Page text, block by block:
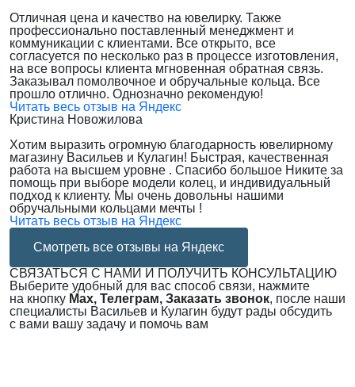
Отличная цена и качество на ювелирку. Также
профессионально поставленный менеджмент и
коммуникации с клиентами. Все открыто, все
согласуется по несколько раз в процессе изготовления,
на все вопросы клиента мгновенная обратная связь.
Заказывал помолвочное и обручальные кольца. Все
прошло отлично. Однозначно рекомендую!
Читать весь отзыв на Яндекс
Кристина Новожилова
Хотим выразить огромную благодарность ювелирному
магазину Васильев и Кулагин! Быстрая, качественная
работа на высшем уровне . Спасибо большое Никите за
помощь при выборе модели колец, и индивидуальный
подход к клиенту. Мы очень довольны нашими
обручальными кольцами мечты !
Читать весь отзыв на Яндекс
Смотреть все отзывы на Яндекс
СВЯЗАТЬСЯ С НАМИ И ПОЛУЧИТЬ КОНСУЛЬТАЦИЮ
Выберите удобный для вас способ связи, нажмите
на кнопку Max, Телеграм, Заказать звонок, после наши
специалисты Васильев и Кулагин будут рады обсудить
с вами вашу задачу и помочь вам